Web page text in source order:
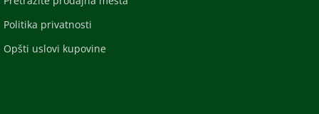
Politika privatnosti
Opšti uslovi kupovine